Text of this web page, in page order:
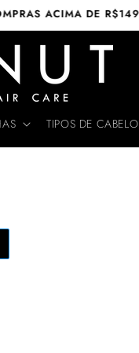
6X SEM JUROS
TIPOS DE CABELO